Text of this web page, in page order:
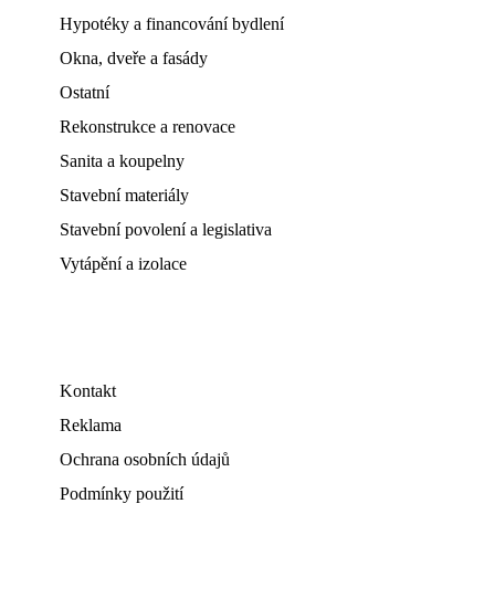
Hypotéky a financování bydlení
Okna, dveře a fasády
Ostatní
Rekonstrukce a renovace
Sanita a koupelny
Stavební materiály
Stavební povolení a legislativa
Vytápění a izolace
Kontakt
Reklama
Ochrana osobních údajů
Podmínky použití